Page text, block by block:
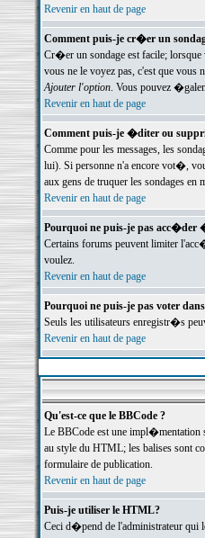
Revenir en haut de page
Comment puis-je cr�er un
Cr�er un sondage est facile; lorsque
vous ne le voyez pas, c'est que
Ajouter l'option. Vous pouvez
Revenir en haut de page
Comment puis-je �diter ou
Comme pour les messages, les
lui). Si personne n'a encore vot�,
aux gens de truquer les sondages
Revenir en haut de page
Pourquoi ne puis-je pas acc�der
Certains forums peuvent limiter
voulez.
Revenir en haut de page
Pourquoi ne puis-je pas voter
Seuls les utilisateurs enregistr�s
Revenir en haut de page
Qu'est-ce que le BBCode ?
Le BBCode est une
au style du HTML; les balises sont
formulaire de publication.
Revenir en haut de page
Puis-je utiliser le HTML?
Ceci d�pend de l'administrateur qui